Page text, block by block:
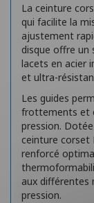
La ceinture
qui facilite la
ajustement
disque offre un
lacets en acier
et ultra-
Les guides
frottements et
pression.
ceinture corset
renforcé
aux différentes
pression.